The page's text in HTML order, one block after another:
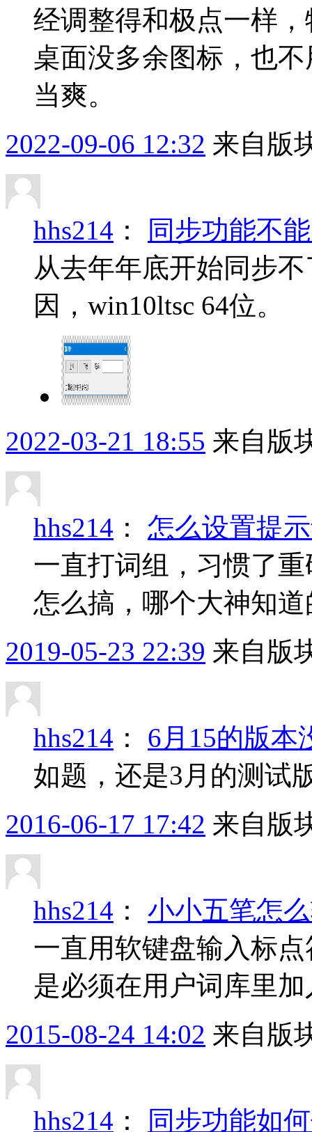
经调整得和极点一样
桌面没多余图标，也
当爽。
2022-09-06 12:32 来自版
hhs214 ：
同步功能不
从去年年底开始同步
因，win10ltsc 64位。
2022-03-21 18:55 来自版
hhs214 ： 怎么设置提
一直打词组，习惯了
怎么搞，哪个大神知
2019-05-23 22:39 来自版
hhs214 ： 6月15的版本
如题，还是3月的测试
2016-06-17 17:42 来自版
hhs214 ： 小小五笔怎
一直用软键盘输入标
是必须在用户词库里加
2015-08-24 14:02 来自版
hhs214 ： 同步功能如